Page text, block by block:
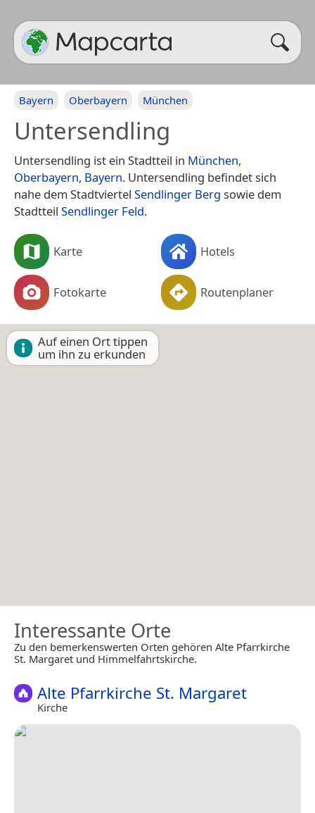
Bayern Oberbayern München
Untersendling
Untersendling ist ein Stadtteil in München,
Oberbayern, Bayern. Untersendling befindet sich
nahe dem Stadtviertel Sendlinger Berg sowie dem
Stadtteil Sendlinger Feld.
Karte Hotels
Fotokarte Routenplaner
Auf einen Ort tippen
um ihn zu erkunden
Interessante Orte
Zu den bemerkenswerten Orten gehören Alte Pfarrkirche
St. Margaret und Himmelfahrtskirche.
Alte Pfarrkirche St. Margaret
Kirche